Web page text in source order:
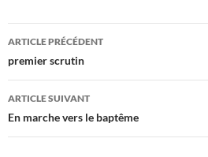
Navigation
des
articles
ARTICLE PRÉCÉDENT
premier scrutin
ARTICLE SUIVANT
En marche vers le baptême